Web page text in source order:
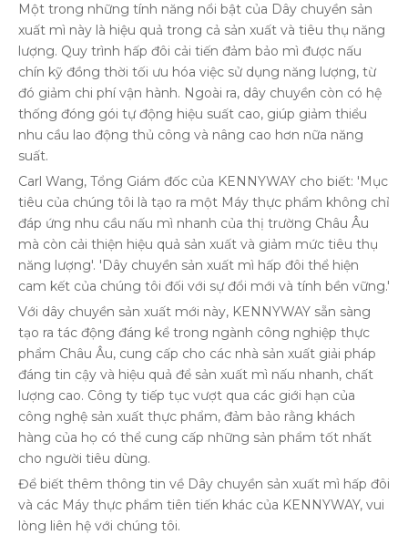
Một trong những tính năng nổi bật của Dây chuyền sản
xuất mì này là hiệu quả trong cả sản xuất và tiêu thụ năng
lượng. Quy trình hấp đôi cải tiến đảm bảo mì được nấu
chín kỹ đồng thời tối ưu hóa việc sử dụng năng lượng, từ
đó giảm chi phí vận hành. Ngoài ra, dây chuyền còn có hệ
thống đóng gói tự động hiệu suất cao, giúp giảm thiểu
nhu cầu lao động thủ công và nâng cao hơn nữa năng
suất.
Carl Wang, Tổng Giám đốc của KENNYWAY cho biết: 'Mục
tiêu của chúng tôi là tạo ra một Máy thực phẩm không chỉ
đáp ứng nhu cầu nấu mì nhanh của thị trường Châu Âu
mà còn cải thiện hiệu quả sản xuất và giảm mức tiêu thụ
năng lượng'. 'Dây chuyền sản xuất mì hấp đôi thể hiện
cam kết của chúng tôi đối với sự đổi mới và tính bền vững.'
Với dây chuyền sản xuất mới này, KENNYWAY sẵn sàng
tạo ra tác động đáng kể trong ngành công nghiệp thực
phẩm Châu Âu, cung cấp cho các nhà sản xuất giải pháp
đáng tin cậy và hiệu quả để sản xuất mì nấu nhanh, chất
lượng cao. Công ty tiếp tục vượt qua các giới hạn của
công nghệ sản xuất thực phẩm, đảm bảo rằng khách
hàng của họ có thể cung cấp những sản phẩm tốt nhất
cho người tiêu dùng.
Để biết thêm thông tin về Dây chuyền sản xuất mì hấp đôi
và các Máy thực phẩm tiên tiến khác của KENNYWAY, vui
lòng liên hệ với chúng tôi.